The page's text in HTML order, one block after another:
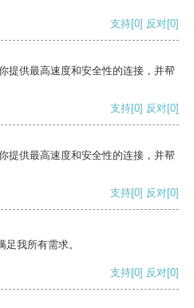
支持[0] 反对[0]
提供最高速度和安全性的连接，并帮
支持[0] 反对[0]
提供最高速度和安全性的连接，并帮
支持[0] 反对[0]
我所有需求。
支持[0] 反对[0]